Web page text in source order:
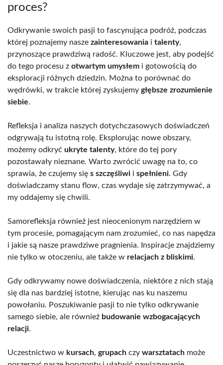
proces?
Odkrywanie swoich pasji to fascynująca podróż, podczas
której poznajemy nasze zainteresowania i talenty,
przynoszące prawdziwą radość. Kluczowe jest, aby podejść
do tego procesu z otwartym umysłem i gotowością do
eksploracji różnych dziedzin. Można to porównać do
wędrówki, w trakcie której zyskujemy głębsze zrozumienie
siebie.
Refleksja i analiza naszych dotychczasowych doświadczeń
odgrywają tu istotną rolę. Eksplorując nowe obszary,
możemy odkryć ukryte talenty, które do tej pory
pozostawały nieznane. Warto zwrócić uwagę na to, co
sprawia, że czujemy się s szczęśliwi i spełnieni. Gdy
doświadczamy stanu flow, czas wydaje się zatrzymywać, a
my oddajemy się chwili.
Samorefleksja również jest nieocenionym narzędziem w
tym procesie, pomagającym nam zrozumieć, co nas napędza
i jakie są nasze prawdziwe pragnienia. Inspiracje znajdziemy
nie tylko w otoczeniu, ale także w relacjach z bliskimi.
Gdy odkrywamy nowe doświadczenia, niektóre z nich stają
się dla nas bardziej istotne, kierując nas ku naszemu
powołaniu. Poszukiwanie pasji to nie tylko odkrywanie
samego siebie, ale również budowanie wzbogacających
relacji.
Uczestnictwo w kursach, grupach czy warsztatach może